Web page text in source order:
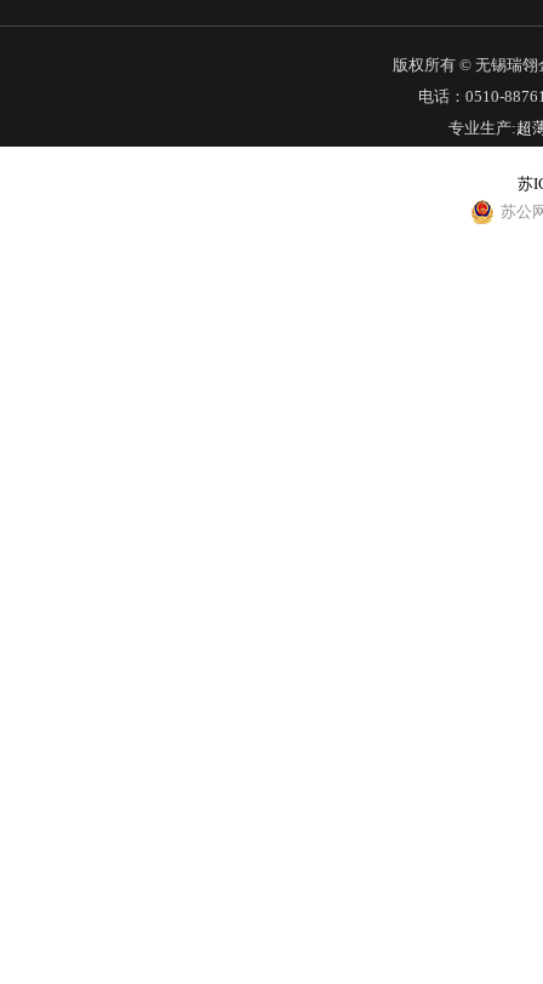
版权所有 © 无锡瑞
电话：0510-
专业生产:超
苏
苏公